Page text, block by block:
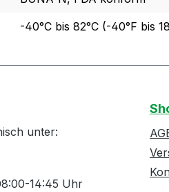
-40°C bis 82°C (-40°F bis
unter:
14:45 Uhr